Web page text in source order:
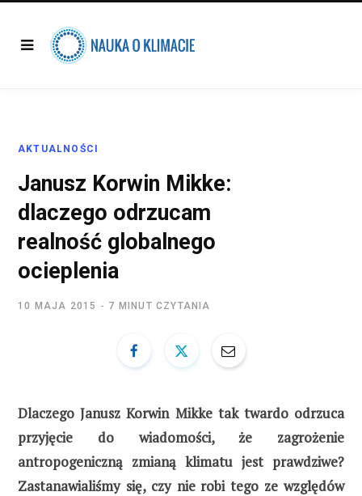
AKTUALNOŚCI
Janusz Korwin Mikke:
dlaczego odrzucam
realność globalnego
ocieplenia
10 MAJA 2015 7 MINUT CZYTANIA
Dlaczego Janusz Korwin Mikke tak twardo odrzuca
przyjęcie do wiadomości, że zagrożenie
antropogeniczną zmianą klimatu jest prawdziwe?
Zastanawialiśmy się, czy nie robi tego ze względów